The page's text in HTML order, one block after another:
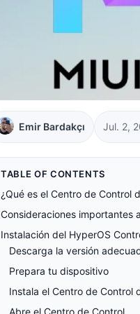
Emir Bardakçı Jul. 2,
TABLE OF CONTENTS
¿Qué es el Centro de Control
Consideraciones importantes
Instalación del HyperOS
Descarga la versión
Prepara tu dispositivo
Instala el Centro de Control
Abre el Centro de Control